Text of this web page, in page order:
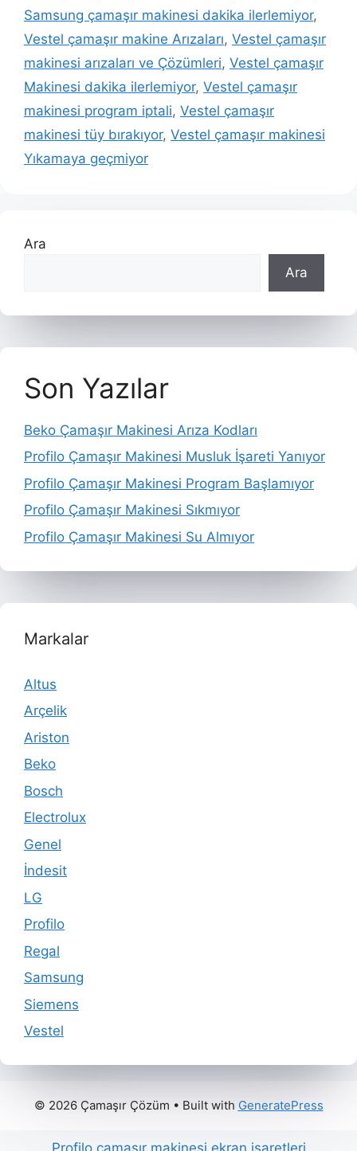
Samsung çamaşır makinesi dakika ilerlemiyor,
Vestel çamaşır makine Arızaları, Vestel çamaşır
makinesi arızaları ve Çözümleri, Vestel çamaşır
Makinesi dakika ilerlemiyor, Vestel çamaşır
makinesi program iptali, Vestel çamaşır
makinesi tüy bırakıyor, Vestel çamaşır makinesi
Yıkamaya geçmiyor
Ara
Ara
Son Yazılar
Beko Çamaşır Makinesi Arıza Kodları
Profilo Çamaşır Makinesi Musluk İşareti Yanıyor
Profilo Çamaşır Makinesi Program Başlamıyor
Profilo Çamaşır Makinesi Sıkmıyor
Profilo Çamaşır Makinesi Su Almıyor
Markalar
Altus
Arçelik
Ariston
Beko
Bosch
Electrolux
Genel
İndesit
LG
Profilo
Regal
Samsung
Siemens
Vestel
© 2026 Çamaşır Çözüm • Built with GeneratePress